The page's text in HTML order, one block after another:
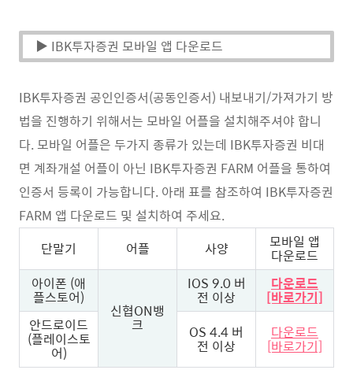
▶ IBK투자증권 모바일 앱 다운로드
IBK투자증권 공인인증서(공동인증서) 내보내기/가져가기 방
법을 진행하기 위해서는 모바일 어플을 설치해주셔야 합니
다. 모바일 어플은 두가지 종류가 있는데 IBK투자증권 비대
면 계좌개설 어플이 아닌 IBK투자증권 FARM 어플을 통하여
인증서 등록이 가능합니다. 아래 표를 참조하여 IBK투자증권
FARM 앱 다운로드 및 설치하여 주세요.
단말기
어플 사양 모바일 앱
다운로드
아이폰 (애
플스토어)
신협ON뱅
크
IOS 9.0 버
전 이상
다운로드
[바로가기]
안드로이드
(플레이스토
어)
OS 4.4 버
전 이상
다운로드
[바로가기]